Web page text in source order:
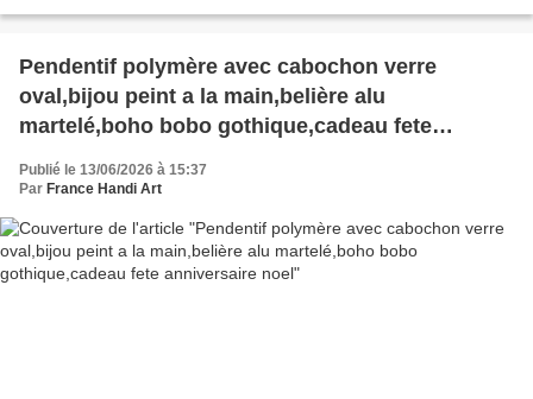
Pendentif polymère avec cabochon verre
oval,bijou peint a la main,belière alu
martelé,boho bobo gothique,cadeau fete
Publié le 13/06/2026 à 15:37
Par France Handi Art